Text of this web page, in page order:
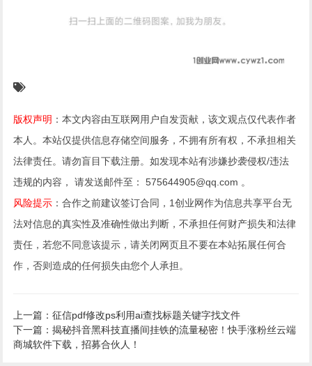
版权声明 ：本文内容由互联网用户自发贡献，该文观点仅代表作者
本人。本站仅提供信息存储空间服务，不拥有所有权，不承担相关
法律责任。请勿盲目下载注册。如发现本站有涉嫌抄袭侵权/违法
违规的内容， 请发送邮件至： 575644905@qq.com 。
风险提示 ：合作之前建议签订合同，1创业网作为信息共享平台无
法对信息的真实性及准确性做出判断，不承担任何财产损失和法律
责任，若您不同意该提示，请关闭网页且不要在本站拓展任何合
作，否则造成的任何损失由您个人承担。
上一篇：征信pdf修改ps利用ai查找标题关键字找文件
下一篇：揭秘抖音黑科技直播间挂铁的流量秘密！快手涨粉丝云端
商城软件下载，招募合伙人！